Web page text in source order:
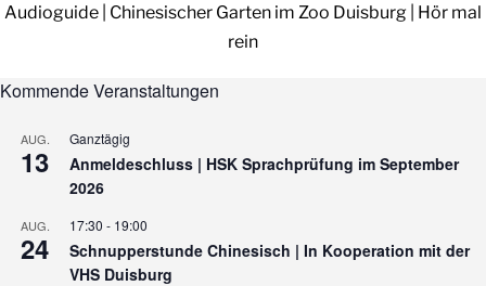
Audioguide | Chinesischer Garten im Zoo Duisburg | Hör mal
rein
Kommende Veranstaltungen
AUG.
13
Ganztägig
Anmeldeschluss | HSK Sprachprüfung im September
2026
AUG.
24
17:30 - 19:00
Schnupperstunde Chinesisch | In Kooperation mit der
VHS Duisburg